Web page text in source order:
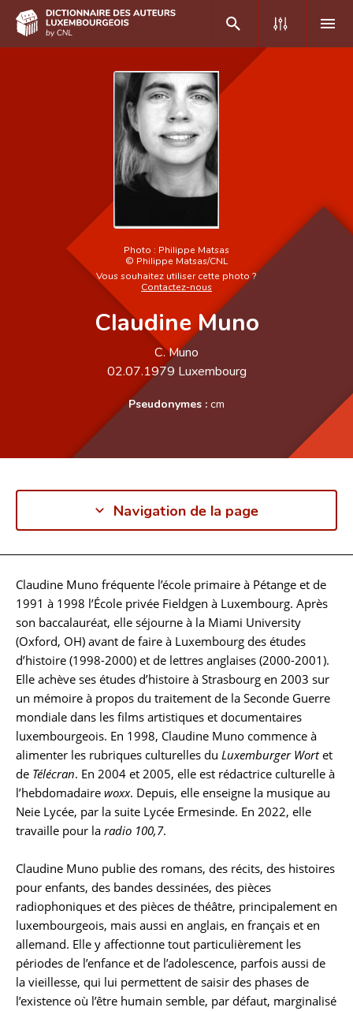
Recherche avancée
Foire aux questions
Équipe scientifique
Photo : Philippe Matsas
© Philippe Matsas/CNL
Vous souhaitez utiliser cette photo ?
Contactez-nous
Claudine Muno
C. Muno
02.07.1979 Luxembourg
Pseudonymes : cm
Navigation de la page
Biographie
Claudine Muno fréquente l’école primaire à Pétange et de
1991 à 1998 l’École privée Fieldgen à Luxembourg. Après
son baccalauréat, elle séjourne à la Miami University
(Oxford, OH) avant de faire à Luxembourg des études
d’histoire (1998-2000) et de lettres anglaises (2000-2001).
Elle achève ses études d’histoire à Strasbourg en 2003 sur
un mémoire à propos du traitement de la Seconde Guerre
mondiale dans les films artistiques et documentaires
luxembourgeois. En 1998, Claudine Muno commence à
alimenter les rubriques culturelles du Luxemburger Wortet
de Télécran. En 2004 et 2005, elle est rédactrice culturelle à
l’hebdomadaire woxx. Depuis, elle enseigne la musique au
Neie Lycée, par la suite Lycée Ermesinde. En 2022, elle
travaille pour la radio 100,7.
Claudine Muno publie des romans, des récits, des histoires
pour enfants, des bandes dessinées, des pièces
radiophoniques et des pièces de théâtre, principalement en
luxembourgeois, mais aussi en anglais, en français et en
allemand. Elle y affectionne tout particulièrement les
périodes de l’enfance et de l’adolescence, parfois aussi de
la vieillesse, qui lui permettent de saisir des phases de
l’existence où l’être humain semble, par défaut, marginalisé